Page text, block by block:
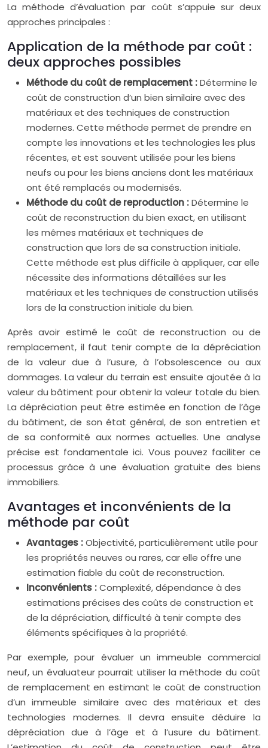
La méthode d’évaluation par coût s’appuie sur deux
approches principales :
Application de la méthode par coût :
deux approches possibles
Méthode du coût de remplacement :Détermine le
coût de construction d’un bien similaire avec des
matériaux et des techniques de construction
modernes. Cette méthode permet de prendre en
compte les innovations et les technologies les plus
récentes, et est souvent utilisée pour les biens
neufs ou pour les biens anciens dont les matériaux
ont été remplacés ou modernisés.
Méthode du coût de reproduction :Détermine le
coût de reconstruction du bien exact, en utilisant
les mêmes matériaux et techniques de
construction que lors de sa construction initiale.
Cette méthode est plus difficile à appliquer, car elle
nécessite des informations détaillées sur les
matériaux et les techniques de construction utilisés
lors de la construction initiale du bien.
Après avoir estimé le coût de reconstruction ou de
remplacement, il faut tenir compte de la dépréciation
de la valeur due à l’usure, à l’obsolescence ou aux
dommages. La valeur du terrain est ensuite ajoutée à la
valeur du bâtiment pour obtenir la valeur totale du bien.
La dépréciation peut être estimée en fonction de l’âge
du bâtiment, de son état général, de son entretien et
de sa conformité aux normes actuelles. Une analyse
précise est fondamentale ici. Vous pouvez faciliter ce
processus grâce à une évaluation gratuite des biens
immobiliers.
Avantages et inconvénients de la
méthode par coût
Avantages :Objectivité, particulièrement utile pour
les propriétés neuves ou rares, car elle offre une
estimation fiable du coût de reconstruction.
Inconvénients :Complexité, dépendance à des
estimations précises des coûts de construction et
de la dépréciation, difficulté à tenir compte des
éléments spécifiques à la propriété.
Par exemple, pour évaluer un immeuble commercial
neuf, un évaluateur pourrait utiliser la méthode du coût
de remplacement en estimant le coût de construction
d’un immeuble similaire avec des matériaux et des
technologies modernes. Il devra ensuite déduire la
dépréciation due à l’âge et à l’usure du bâtiment.